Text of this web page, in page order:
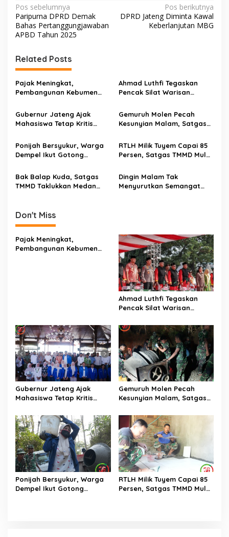
Navigasi
pos
Pos sebelumnya
Paripurna DPRD Demak
Bahas Pertanggungjawaban
APBD Tahun 2025
Pos berikutnya
DPRD Jateng Diminta Kawal
Keberlanjutan MBG
Related Posts
Pajak Meningkat,
Pembangunan Kebumen
Desa
Ahmad Luthfi Tegaskan
Pencak Silat Warisan
Gubernur Jateng Ajak
Mahasiswa Tetap Kritis
Gemuruh Molen Pecah
Kesunyian Malam, Satgas
Target Pembangunan
Ponijah Bersyukur, Warga
Dempel Ikut Gotong
TMMD
RTLH Milik Tuyem Capai 85
Persen, Satgas TMMD Mulai
Tamu
Bak Balap Kuda, Satgas
TMMD Taklukkan Medan
Dingin Malam Tak
Menyurutkan Semangat
Don't Miss
Pajak Meningkat,
Pembangunan Kebumen
Ahmad Luthfi Tegaskan
Pencak Silat Warisan
Gubernur Jateng Ajak
Mahasiswa Tetap Kritis
Gemuruh Molen Pecah
Kesunyian Malam, Satgas
Target Pembangunan
Ponijah Bersyukur, Warga
Dempel Ikut Gotong
RTLH Milik Tuyem Capai 85
Persen, Satgas TMMD Mulai